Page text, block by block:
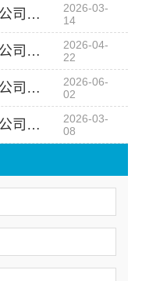
湖北匠门锐府装饰材料有限公司：从设计到落地 高端定制空间美学专家
2026-03-
14
湖北匠门锐府装饰材料有限公司：引领空间美学设计潮流
2026-04-
22
湖北匠门锐府装饰材料有限公司，打造湖北家装轻奢风设计典范
2026-06-
02
湖北匠门锐府装饰材料有限公司：从美学工厂到高端定制的艺术升华
2026-03-
08